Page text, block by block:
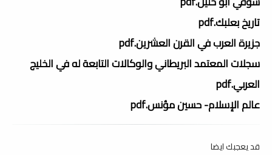
تاريخ بعلبك.pdf
جزيرة العرب في القرن العشرين.pdf
سجلات المعتمد البريطاني والوكالات التابعة له في الخليج
العربي.pdf
عالم الإسلام- حسين مؤنس.pdf
قد يعجبك ايضا